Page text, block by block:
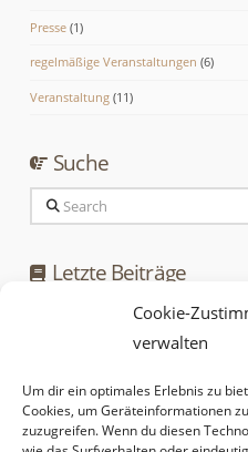
Cookie-
verwalten
Um dir ein optimales Erlebnis zu
Cookies, um Geräteinformationen
zuzugreifen. Wenn du diesen
Presse(1)
regelmäßige Veranstaltungen (6)
Veranstaltung(11)
Suche
Search
Letzte Beiträge
Kräuterwanderung am 11. September
Kräuterwanderung am 6. August 2026
Kräuterwanderung am 15. Juli 2026
Kräuterwanderung am 11. Juni 2026